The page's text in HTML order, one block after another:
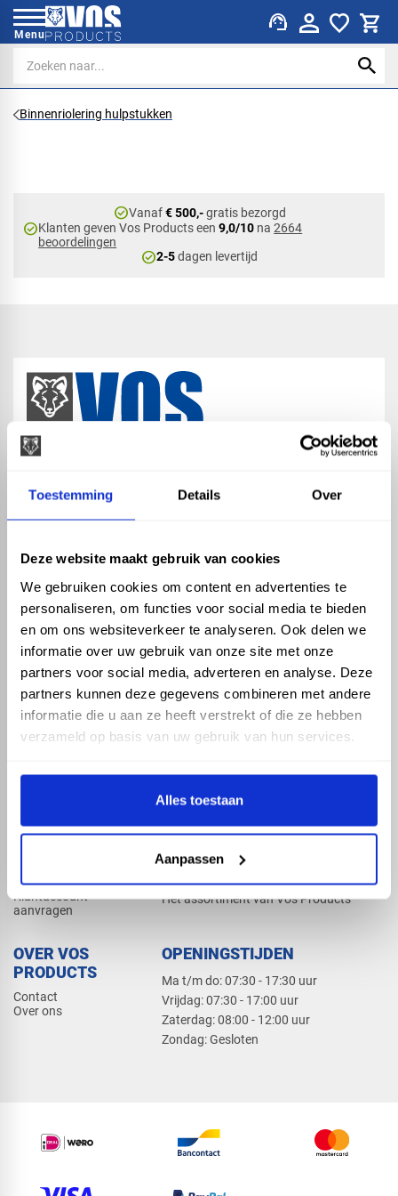
Toestemming Details Over
Deze website maakt gebruik van cookies
We gebruiken cookies om content en advertenties te
personaliseren, om functies voor social media te bieden
en om ons websiteverkeer te analyseren. Ook delen we
informatie over uw gebruik van onze site met onze
partners voor social media, adverteren en analyse. Deze
partners kunnen deze gegevens combineren met andere
informatie die u aan ze heeft verstrekt of die ze hebben
verzameld op basis van uw gebruik van hun services.
Alles toestaan
Aanpassen
Menu support_agent
Binnenriolering hulpstukken
check_circleVanaf€ 500,-gratis bezorgd
check_circleKlanten geven Vos Products een9,0/10 na2664
beoordelingen
check_circle2-5dagen levertijd
ASSORTIMENT
Hemelwaterafvoer
Drukleiding
Beregening
Dak en gevel
KENNIS EN HULP
Klantenservice
Kennisbank
Klantaccount
aanvragen
PRODUCTCATALOGUS 2026
Het assortiment van Vos Products
OVER VOS
PRODUCTS
Contact
Over ons
OPENINGSTIJDEN
Ma t/m do: 07:30 - 17:30 uur
​Vrijdag: 07:30 - 17:00 uur
​Zaterdag: 08:00 - 12:00 uur
​Zondag: Gesloten
phone_enabled +31 416 75 02 55
mail info@vosproducts.nl
check_circleDé bouwmarkt van Altena
check_circle Direct uit grote voorraad geleverd met eigen transport
check_circleLevering in NL en BE